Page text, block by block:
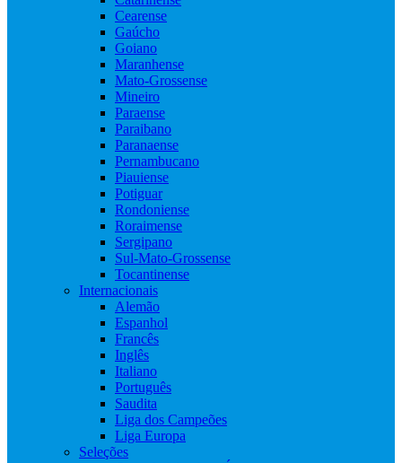
Cearense
Gaúcho
Goiano
Maranhense
Mato-Grossense
Mineiro
Paraense
Paraibano
Paranaense
Pernambucano
Piauiense
Potiguar
Rondoniense
Roraimense
Sergipano
Sul-Mato-Grossense
Tocantinense
Internacionais
Alemão
Espanhol
Francês
Inglês
Italiano
Português
Saudita
Liga dos Campeões
Liga Europa
Seleções